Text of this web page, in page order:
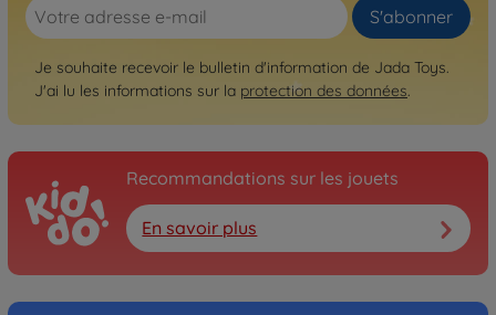
S'abonner
Je souhaite recevoir le bulletin d'information de Jada Toys.
J'ai lu les informations sur la protection des données.
Recommandations sur les jouets
En savoir plus